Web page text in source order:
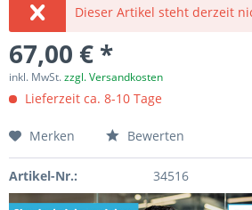
Dieser Artikel steht derzeit
67,00 € *
inkl. MwSt.zzgl. Versandkosten
Lieferzeit ca. 8-10 Tage
Merken Bewerten
Artikel-Nr.: 34516